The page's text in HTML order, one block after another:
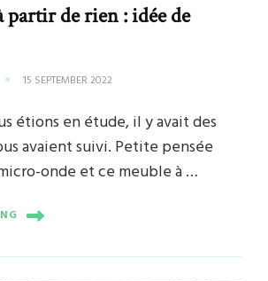
partir de rien : idée de
15 SEPTEMBER 2022
étions en étude, il y avait des
avaient suivi. Petite pensée
onde et ce meuble à …